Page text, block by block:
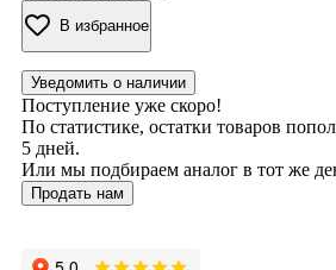
В избранное
Уведомить о наличии
Поступление уже скоро!
По статистике, остатки товаров
5 дней.
Или мы подбираем аналог в тот же
Продать нам